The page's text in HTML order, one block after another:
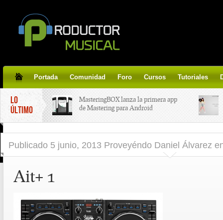
Portada Comunidad Foro Cursos Tutoriales
LO
ÚLTIMO
MasteringBOX lanza la primera app
de Mastering para Android
line gratis!
Tutorial de CLA Effects, aprende a
aplicar efectos a tus voces.
Publicado 5 junio, 2013 Proveyéndo Daniel Álvarez
Ait+ 1